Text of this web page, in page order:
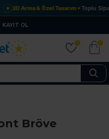
★ 3D Arma & Özel Tasarım Toplu
KAYIT OL
0 0
Bröve